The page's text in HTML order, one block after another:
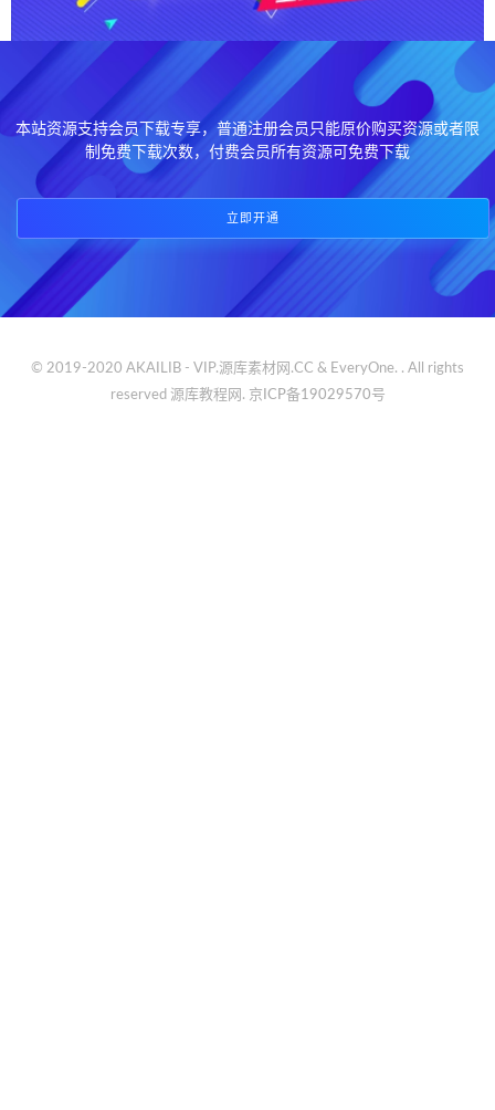
本站资源支持会员下载专享，普通注册会员只能原价购买资源或者限
制免费下载次数，付费会员所有资源可免费下载
立即开通
© 2019-2020 AKAILIB - VIP.源库素材网.CC & EveryOne. . All rights
reserved 源库教程网. 京ICP备19029570号